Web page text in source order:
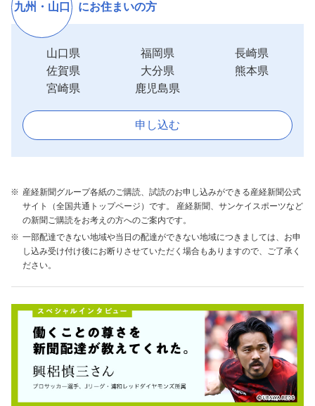
九州・山口 にお住まいの方
山口県 福岡県
長崎県
佐賀県
大分県
熊本県
宮崎県
鹿児島県
申し込む
産経新聞グループ各紙のご購読、試読のお申し込みができる産経新聞公式
サイト（全国共通トップページ）です。 産経新聞、サンケイスポーツなど
の新聞ご購読をお考えの方へのご案内です。
一部配達できない地域や当日の配達ができない地域につきましては、お申
し込み受け付け後にお断りさせていただく場合もありますので、ご了承く
ださい。